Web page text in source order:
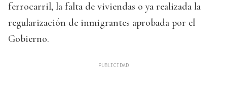
ferrocarril, la falta de viviendas o ya realizada la
regularización de inmigrantes aprobada por el
Gobierno.